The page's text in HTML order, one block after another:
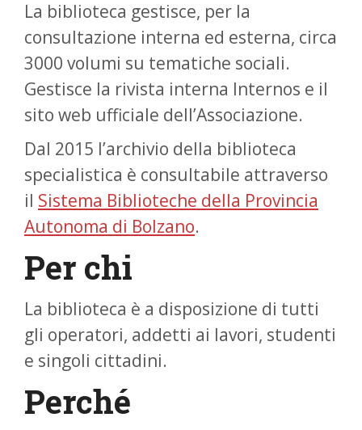
La biblioteca gestisce, per la
consultazione interna ed esterna, circa
3000 volumi su tematiche sociali.
Gestisce la rivista interna Internos e il
sito web ufficiale dell’Associazione.
Dal 2015 l’archivio della biblioteca
specialistica è consultabile attraverso
il Sistema Biblioteche della Provincia
Autonoma di Bolzano.
Per chi
La biblioteca è a disposizione di tutti
gli operatori, addetti ai lavori, studenti
e singoli cittadini.
Perché